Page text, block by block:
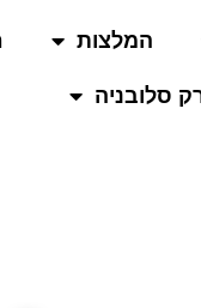
המלצות
סלובניה